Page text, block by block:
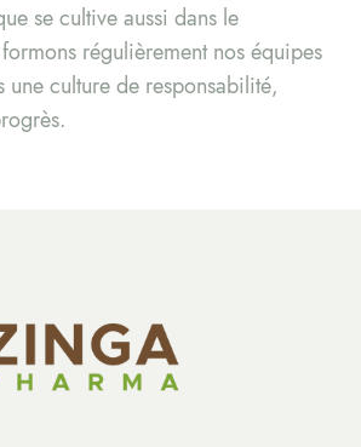
se cultive aussi dans le
régulièrement nos équipes
une culture de responsabilité,